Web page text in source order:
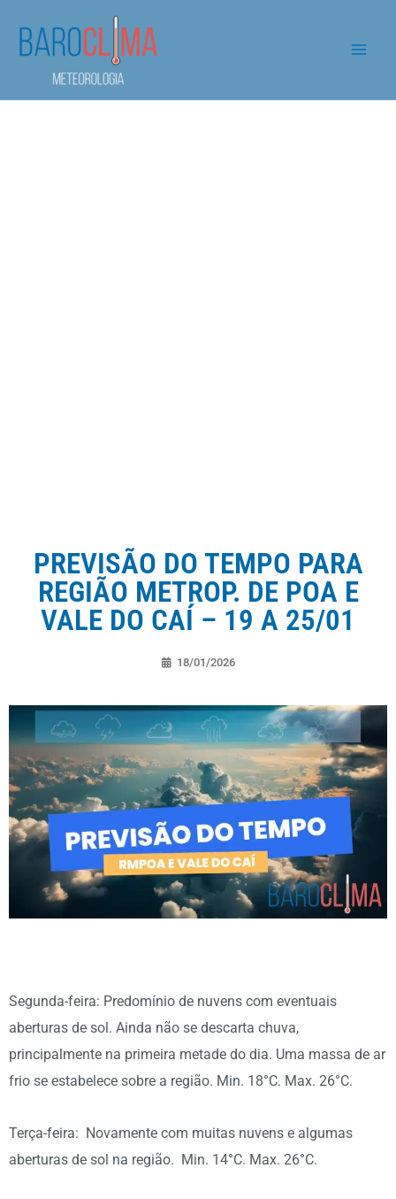
PREVISÃO DO TEMPO PARA
REGIÃO METROP. DE POA E
VALE DO CAÍ – 19 A 25/01
18/01/2026
Segunda-feira: Predomínio de nuvens com eventuais
aberturas de sol. Ainda não se descarta chuva,
principalmente na primeira metade do dia. Uma massa de ar
frio se estabelece sobre a região. Min. 18°C. Max. 26°C.
Terça-feira: Novamente com muitas nuvens e algumas
aberturas de sol na região. Min. 14°C. Max. 26°C.